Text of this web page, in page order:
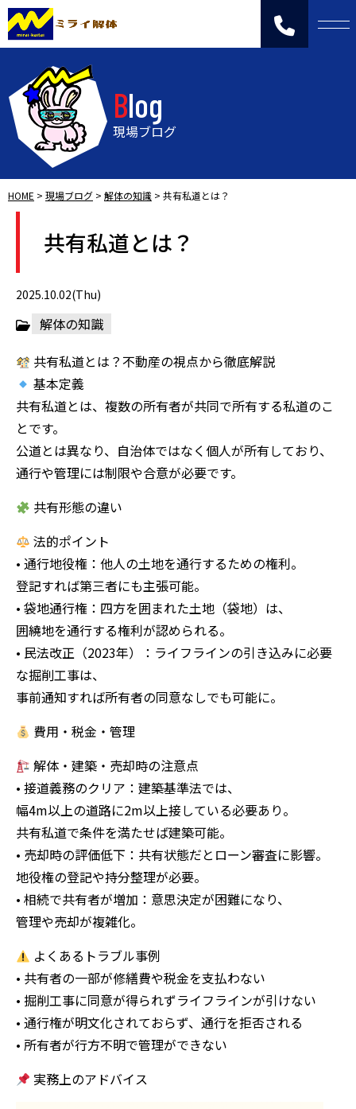
Blog
現場ブログ
HOME > 現場ブログ > 解体の知識 > 共有私道とは？
共有私道とは？
2025.10.02(Thu)
解体の知識
共有私道とは？不動産の視点から徹底解説
基本定義
共有私道とは、複数の所有者が共同で所有する私道のこ
とです。
公道とは異なり、自治体ではなく個人が所有しており、
通行や管理には制限や合意が必要です。
共有形態の違い
法的ポイント
• 通行地役権：他人の土地を通行するための権利。
登記すれば第三者にも主張可能。
• 袋地通行権：四方を囲まれた土地（袋地）は、
囲繞地を通行する権利が認められる。
• 民法改正（2023年）：ライフラインの引き込みに必要
な掘削工事は、
事前通知すれば所有者の同意なしでも可能に。
費用・税金・管理
解体・建築・売却時の注意点
• 接道義務のクリア：建築基準法では、
幅4m以上の道路に2m以上接している必要あり。
共有私道で条件を満たせば建築可能。
• 売却時の評価低下：共有状態だとローン審査に影響。
地役権の登記や持分整理が必要。
• 相続で共有者が増加：意思決定が困難になり、
管理や売却が複雑化。
よくあるトラブル事例
• 共有者の一部が修繕費や税金を支払わない
• 掘削工事に同意が得られずライフラインが引けない
• 通行権が明文化されておらず、通行を拒否される
• 所有者が行方不明で管理ができない
実務上のアドバイス